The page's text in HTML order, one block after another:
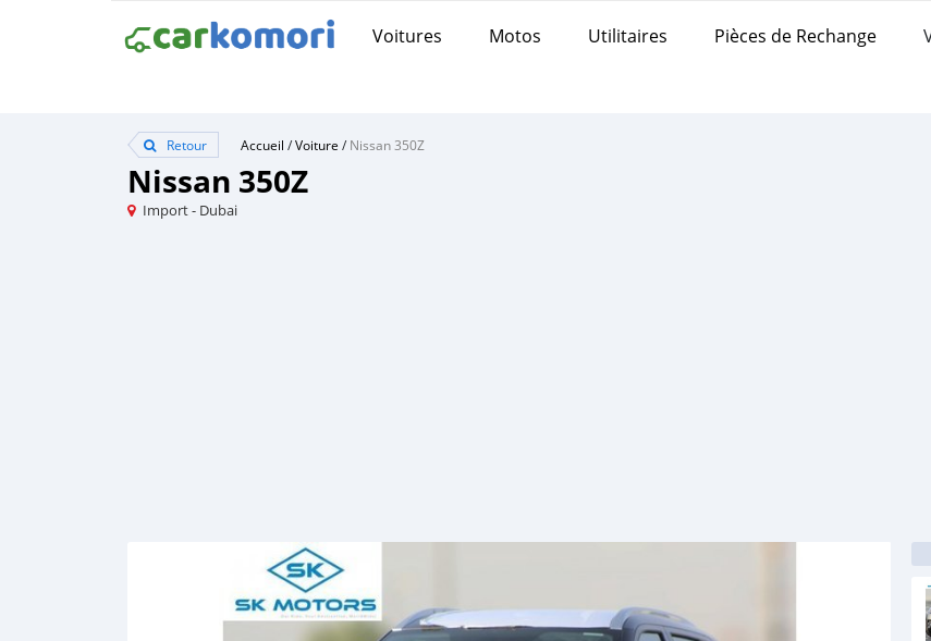
Voitures Motos Utilitaires Pièces de Rechange
Retour Accueil /Voiture /Nissan 350Z
Nissan 350Z
Import - Dubai